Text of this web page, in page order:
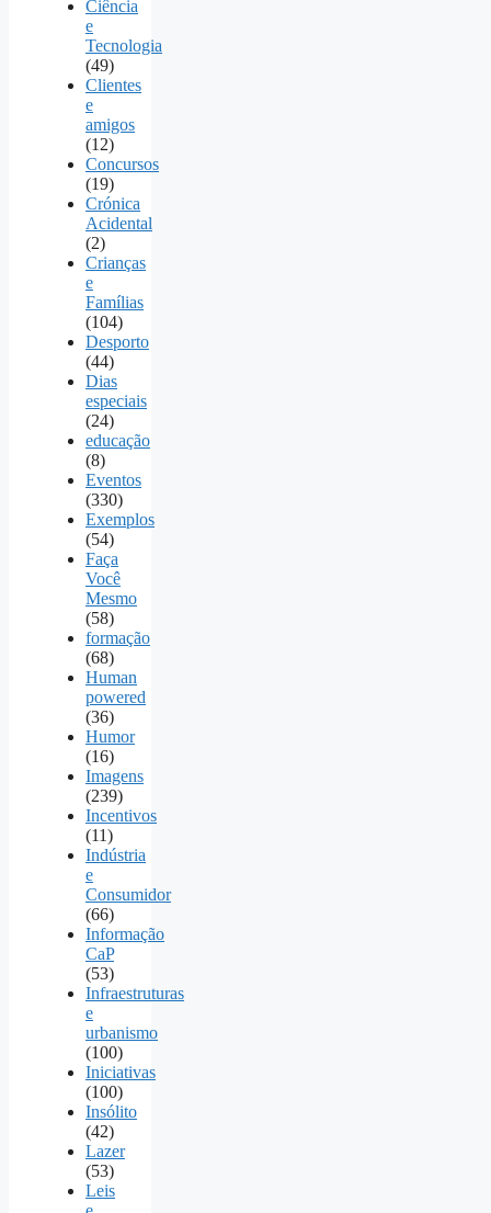
Ciência
e
Tecnologia
(49)
Clientes
e
amigos
(12)
Concursos
(19)
Crónica
Acidental
(2)
Crianças
e
Famílias
(104)
Desporto
(44)
Dias
especiais
(24)
educação
(8)
Eventos
(330)
Exemplos
(54)
Faça
Você
Mesmo
(58)
formação
(68)
Human
powered
(36)
Humor
(16)
Imagens
(239)
Incentivos
(11)
Indústria
e
Consumidor
(66)
Informação
CaP
(53)
Infraestruturas
e
urbanismo
(100)
Iniciativas
(100)
Insólito
(42)
Lazer
(53)
Leis